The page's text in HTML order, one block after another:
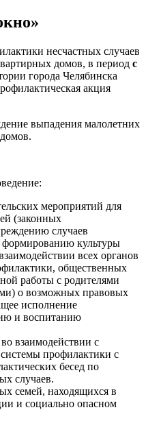
несчастных случаев
домов, в период с
города Челябинска
акция
выпадения малолетних
мероприятий для
(законных
случаев
формированию культуры
всех органов
общественных
работы с родителями
о возможных правовых
исполнение
и воспитанию
взаимодействии с
профилактики с
бесед по
случаев.
семей, находящихся в
и социально опасном